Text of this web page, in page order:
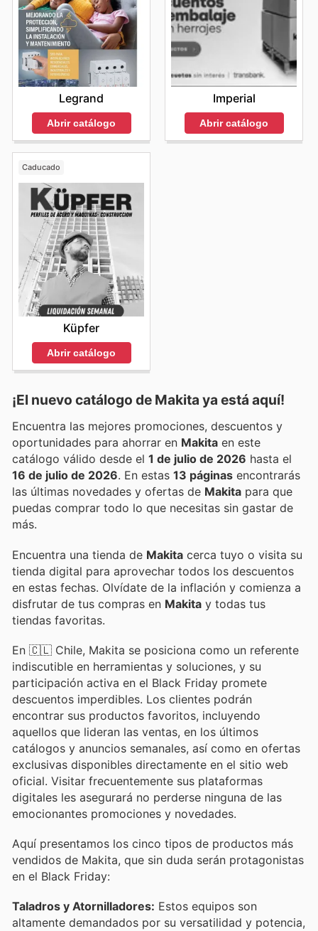
Legrand
Abrir catálogo
Imperial
Abrir catálogo
Caducado
Küpfer
Abrir catálogo
¡El nuevo catálogo de Makita ya está aquí!
Encuentra las mejores promociones, descuentos y
oportunidades para ahorrar en Makita en este
catálogo válido desde el 1 de julio de 2026 hasta el
16 de julio de 2026 . En estas 13 páginas encontrarás
las últimas novedades y ofertas de Makita para que
puedas comprar todo lo que necesitas sin gastar de
más.
Encuentra una tienda de Makita cerca tuyo o visita su
tienda digital para aprovechar todos los descuentos
en estas fechas. Olvídate de la inflación y comienza a
disfrutar de tus compras en Makita y todas tus
tiendas favoritas.
En 🇨🇱 Chile, Makita se posiciona como un referente
indiscutible en herramientas y soluciones, y su
participación activa en el Black Friday promete
descuentos imperdibles. Los clientes podrán
encontrar sus productos favoritos, incluyendo
aquellos que lideran las ventas, en los últimos
catálogos y anuncios semanales, así como en ofertas
exclusivas disponibles directamente en el sitio web
oficial. Visitar frecuentemente sus plataformas
digitales les asegurará no perderse ninguna de las
emocionantes promociones y novedades.
Aquí presentamos los cinco tipos de productos más
vendidos de Makita, que sin duda serán protagonistas
en el Black Friday:
Taladros y Atornilladores: Estos equipos son
altamente demandados por su versatilidad y potencia,